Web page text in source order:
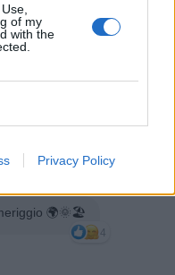
of my
with the
Privacy Policy
🌍🌞🏖
4